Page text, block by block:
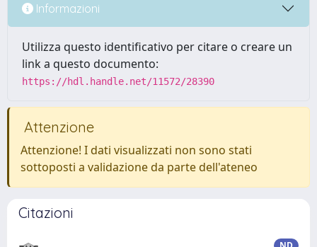
Informazioni
Utilizza questo identificativo per citare o creare un
link a questo documento:
https://hdl.handle.net/11572/28390
Attenzione
Attenzione! I dati visualizzati non sono stati
sottoposti a validazione da parte dell'ateneo
Citazioni